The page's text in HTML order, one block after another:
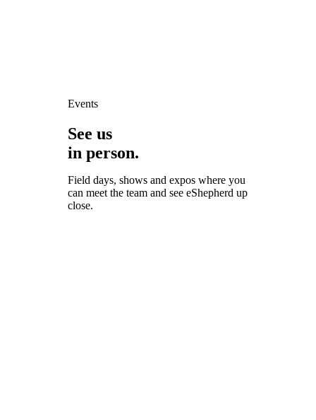
Events
See us
in person.
Field days, shows and expos where you
can meet the team and see eShepherd up
close.